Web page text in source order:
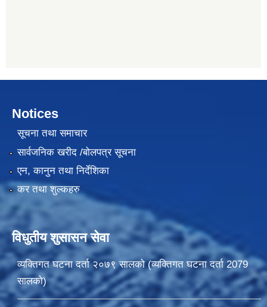
Notices
सूचना तथा समाचार
सार्वजनिक खरीद /बोलपत्र सूचना
एन, कानुन तथा निर्देशिका
कर तथा शुल्कहरु
विधुतीय शुसासन सेवा
व्यक्तिगत घटना दर्ता २०७९ सालको (व्यक्तिगत घटना दर्ता 2079
सालको)